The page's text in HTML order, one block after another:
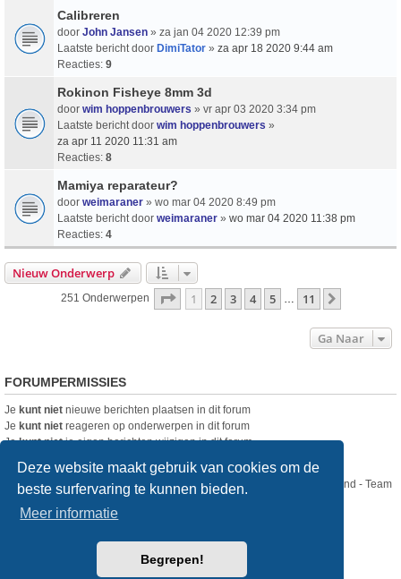
Deze website maakt gebruik van cookies om de
beste surfervaring te kunnen bieden.
Meer informatie
Begrepen!
Calibreren
door John Jansen » za jan 04 2020 12:39 pm
Laatste bericht door DimiTator » za apr 18 2020 9:44 am
Reacties: 9
Rokinon Fisheye 8mm 3d
door wim hoppenbrouwers » vr apr 03 2020 3:34 pm
Laatste bericht door wim hoppenbrouwers »
za apr 11 2020 11:31 am
Reacties: 8
Mamiya reparateur?
door weimaraner » wo mar 04 2020 8:49 pm
Laatste bericht door weimaraner » wo mar 04 2020 11:38 pm
Reacties: 4
Nieuw Onderwerp
251 Onderwerpen Pagina Van11
1 2 3 4 5 11
Ga Naar
FORUMPERMISSIES
Je kunt niet nieuwe berichten plaatsen in dit forum
Je kunt niet reageren op onderwerpen in dit forum
Jekunt nietje eigen berichten wijzigen in dit forum
Nikon Club Nederland - Team
Forum
Copyright © Nikon Club Nederland 2023
® Forum Software © phpBB Limited
created by INVENTEA & v12mike